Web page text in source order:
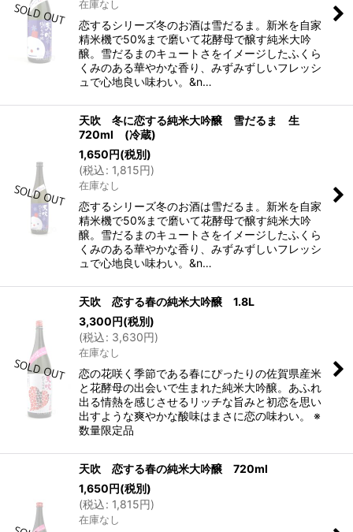
在庫なし
恋するシリーズ冬のお酒は雪だるま。新米を自家
精米機で50%まで磨いて花酵母で醸す純米大吟
醸。雪だるまのキュートさをイメージしたふくら
くみのある華やかな香り、みずみずしいフレッシ
ュで心地良い味わい。&n…
天吹 冬に恋する純米大吟醸 雪だるま 生
720ml (冷蔵)
1,650円(税別)
(税込: 1,815円)
在庫なし
恋するシリーズ冬のお酒は雪だるま。新米を自家
精米機で50%まで磨いて花酵母で醸す純米大吟
醸。雪だるまのキュートさをイメージしたふくら
くみのある華やかな香り、みずみずしいフレッシ
ュで心地良い味わい。&n…
天吹 恋する春の純米大吟醸 1.8L
3,300円(税別)
(税込: 3,630円)
在庫なし
恋の花咲く季節である春にぴったりの佐賀県産米
と花酵母の出会いで生まれた純米大吟醸。あふれ
出る情熱を感じさせるリッチな旨みと初恋を思い
出すような爽やかな酸味はまさに恋の味わい。 ※
数量限定品
天吹 恋する春の純米大吟醸 720ml
1,650円(税別)
(税込: 1,815円)
在庫なし